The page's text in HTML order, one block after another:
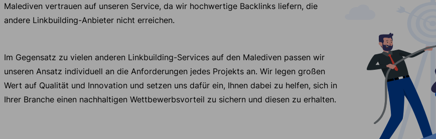
Malediven vertrauen auf unseren Service, da wir hochwertige Backlinks liefern, die
andere Linkbuilding-Anbieter nicht erreichen.
Im Gegensatz zu vielen anderen Linkbuilding-Services auf den Malediven passen wir
unseren Ansatz individuell an die Anforderungen jedes Projekts an. Wir legen großen
Wert auf Qualität und Innovation und setzen uns dafür ein, Ihnen dabei zu helfen, sich in
Ihrer Branche einen nachhaltigen Wettbewerbsvorteil zu sichern und diesen zu erhalten.